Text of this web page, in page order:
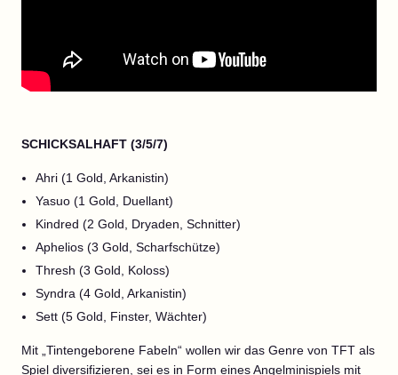
SCHICKSALHAFT (3/5/7)
Ahri (1 Gold, Arkanistin)
Yasuo (1 Gold, Duellant)
Kindred (2 Gold, Dryaden, Schnitter)
Aphelios (3 Gold, Scharfschütze)
Thresh (3 Gold, Koloss)
Syndra (4 Gold, Arkanistin)
Sett (5 Gold, Finster, Wächter)
Mit „Tintengeborene Fabeln“ wollen wir das Genre von TFT als
Spiel diversifizieren, sei es in Form einesAngelminispiels mit